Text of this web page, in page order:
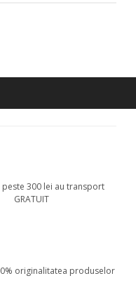
peste 300 lei au transport
GRATUIT
originalitatea produselor